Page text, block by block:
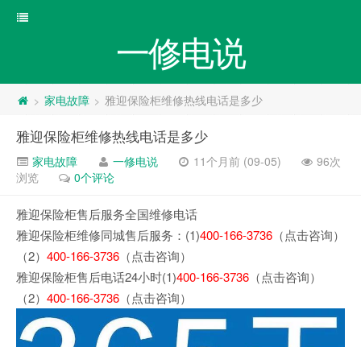
一修电说
> 家电故障 > 雅迎保险柜维修热线电话是多少
雅迎保险柜维修热线电话是多少
家电故障 一修电说 11个月前 (09-05)
96次
浏览
0个评论
雅迎保险柜售后服务全国维修电话
雅迎保险柜维修同城售后服务：(1)400-166-3736 （点击咨询）
（2） 400-166-3736 （点击咨询）
雅迎保险柜售后电话24小时(1)400-166-3736 （点击咨询）
（2） 400-166-3736 （点击咨询）